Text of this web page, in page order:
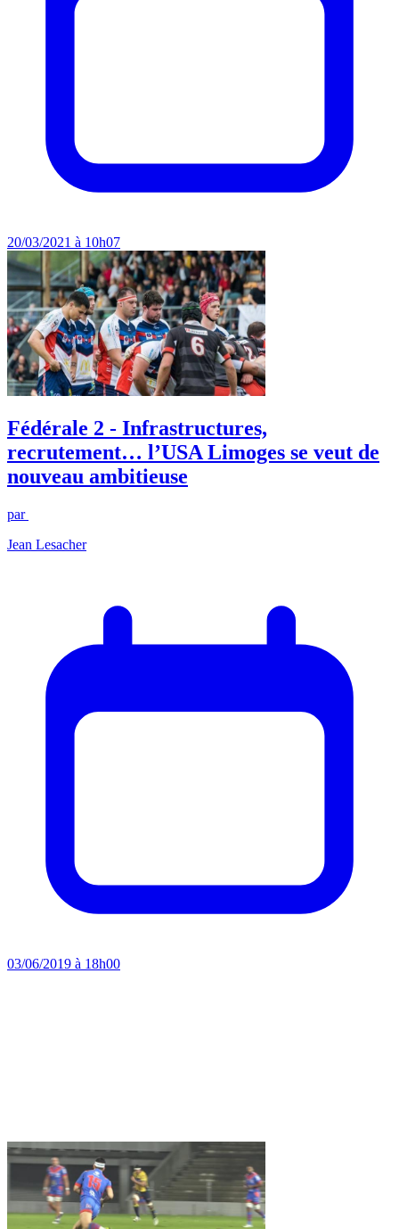
20/03/2021 à 10h07
Fédérale 2 - Infrastructures,
recrutement… l’USA Limoges se veut de
nouveau ambitieuse
par
Jean Lesacher
03/06/2019 à 18h00